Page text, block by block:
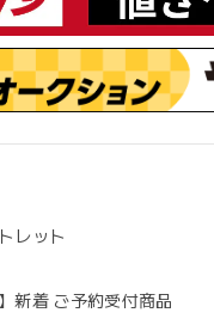
レット
】新着 ご予約受付商品